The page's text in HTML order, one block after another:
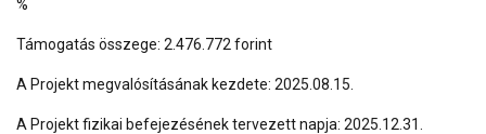
%
Támogatás összege: 2.476.772 forint
A Projekt megvalósításának kezdete: 2025.08.15.
A Projekt fizikai befejezésének tervezett napja: 2025.12.31.